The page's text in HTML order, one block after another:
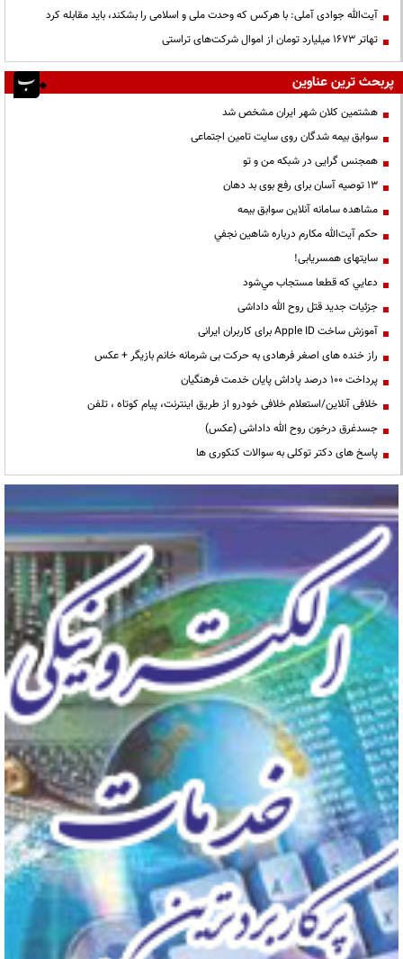
آیت‌الله جوادی آملی: با هرکس که وحدت ملی و اسلامی را بشکند، باید مقابله کرد
تهاتر ۱۶۷۳ میلیارد تومان از اموال شرکت‌های تراستی
پربحث ترین عناوین
هشتمین کلان شهر ایران مشخص شد
سوابق بیمه شدگان روی سایت تامین اجتماعی
همجنس گرایی در شبکه من و تو
13 توصیه آسان برای رفع بوی بد دهان
مشاهده سامانه آنلاين سوابق بیمه
حكم آيت‌الله مكارم درباره شاهين نجفي
سایتهای همسریابی!
دعايي كه قطعا مستجاب مي‌شود
جزئیات جدید قتل روح الله داداشی
آموزش ساخت Apple ID برای کاربران ایرانی
راز خنده های اصغر فرهادی به حرکت بی شرمانه خانم بازیگر + عکس
پرداخت ۱۰۰ درصد پاداش پایان خدمت فرهنگیان
خلافی آنلاین/استعلام خلافی خودرو از طریق اینترنت، پیام کوتاه ، تلفن
جسدغرق درخون روح الله داداشی (عکس)
پاسخ های دکتر توکلی به سوالات کنکوری ها